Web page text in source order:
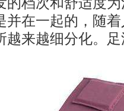
并在一起的，随
越来越细分化。